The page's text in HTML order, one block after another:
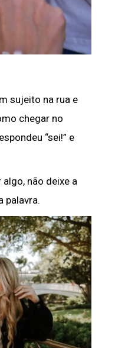
sujeito na rua e
chegar no
“sei!” e
não deixe a
palavra.